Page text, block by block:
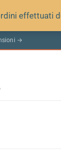
effettuati
→